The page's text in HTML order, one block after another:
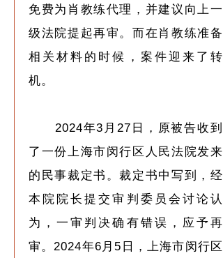
免费为肖教练代理，并建议向上一
级法院提起再审。而在肖教练准备
相关材料的时候，案件迎来了转
机。
2024年3月27日，原被告收到
了一份上海市闵行区人民法院发来
的民事裁定书。裁定书中写到，经
本院院长提交审判委员会讨论认
为，一审判决确有错误，应予再
审。2024年6月5日，上海市闵行区